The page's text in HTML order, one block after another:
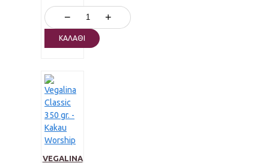
− +
ΚΑΛΆΘΙ
VEGALINA